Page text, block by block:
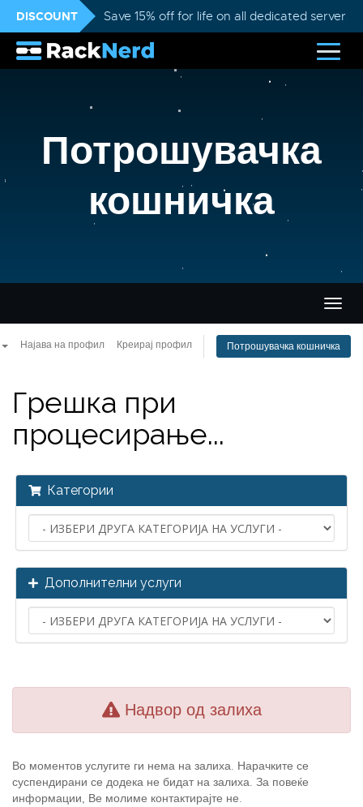
DISCOUNT Save 15% off for life on all dedicated servers
Потрошувачка
кошничка
ја
Најава на профил Креирај профил Потрошувачка кошничка
Грешка при
процесирање...
Категории
Дополнителни услуги
Надвор од залиха
Во моментов услугите ги нема на залиха. Нарачките се
суспендирани се додека не бидат на залиха. За повеќе
информации, Ве молиме контактирајте не.